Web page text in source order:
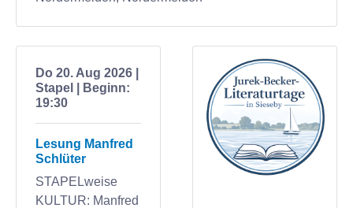
Do 20. Aug 2026 |
Stapel | Beginn:
19:30
Lesung Manfred
Schlüter
STAPELweise
KULTUR: Manfred